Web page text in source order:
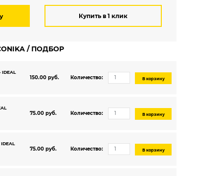
Купить в 1 клик
/ ПОДБОР
IDEAL
150.00 руб. Количество: В корзину
75.00 руб. Количество: В корзину
75.00 руб. Количество: В корзину